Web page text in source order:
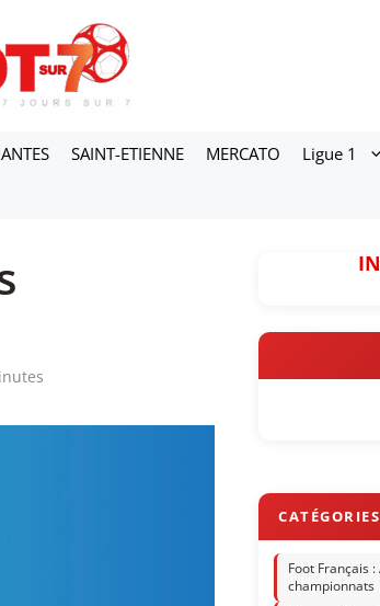
SAINT-ETIENNE MERCATO Ligue 1
Foot Français
championnats